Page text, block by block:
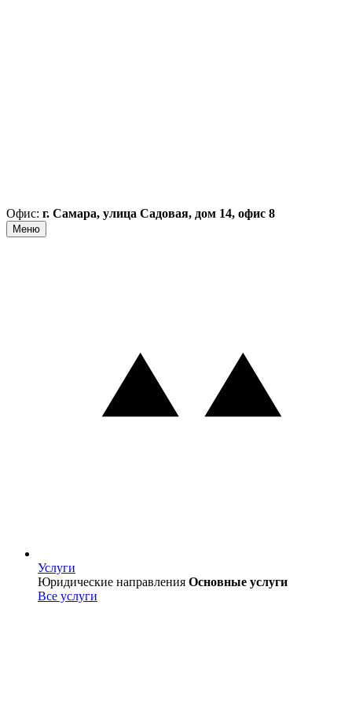
Офис: г. Самара, улица Садовая, дом 14, офис 8
Меню
Услуги
Услуги
Юридические направления Основные услуги
Все услуги